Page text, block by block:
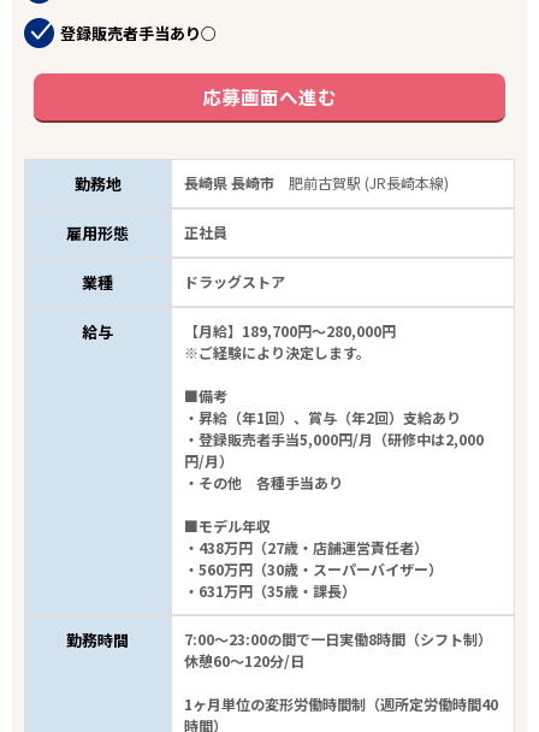
登録販売者手当あり○
応募画面へ進む
勤務地 長崎県 長崎市肥前古賀駅 (JR長崎本線)
雇用形態 正社員
業種 ドラッグストア
給与
【月給】189,700円～280,000円
※ご経験により決定します。
■備考
・昇給（年1回）、賞与（年2回）支給あり
・登録販売者手当5,000円/月（研修中は2,000
円/月）
・その他 各種手当あり
■モデル年収
・438万円（27歳・店舗運営責任者）
・560万円（30歳・スーパーバイザー）
・631万円（35歳・課長）
勤務時間
7:00～23:00の間で一日実働8時間（シフト制）
休憩60～120分/日
1ヶ月単位の変形労働時間制（週所定労働時間40
時間）